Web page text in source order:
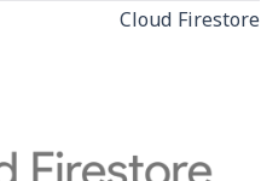
Cloud Firestore